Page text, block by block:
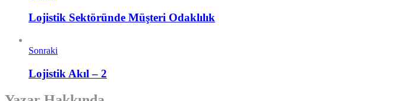
Lojistik Sektöründe Müşteri Odaklılık
Sonraki
Lojistik Akıl – 2